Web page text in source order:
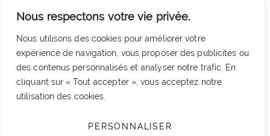
Nous respectons votre vie privée.
Nous utilisons des cookies pour améliorer votre
expérience de navigation, vous proposer des publicités ou
des contenus personnalisés et analyser notre trafic. En
cliquant sur « Tout accepter », vous acceptez notre
utilisation des cookies.
PERSONNALISER